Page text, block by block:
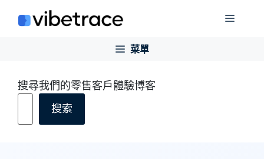
菜
菜單
搜尋我們的零售客戶體驗博客
搜索